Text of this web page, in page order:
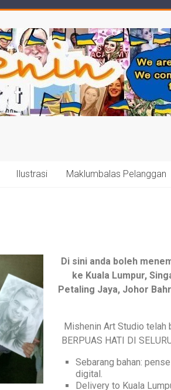
Ilustrasi Maklumbalas Pelanggan
Di sini anda boleh
ke Kuala Lumpur,
Petaling Jaya, Johor
Mishenin Art Studio telah
BERPUAS HATI DI
Sebarang bahan:
digital.
Delivery to Kuala